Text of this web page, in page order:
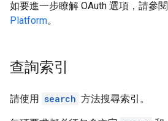
如要進一步瞭解 OAuth 選項，請參閱
Platform。
查詢索引
請使用 search 方法搜尋索引。